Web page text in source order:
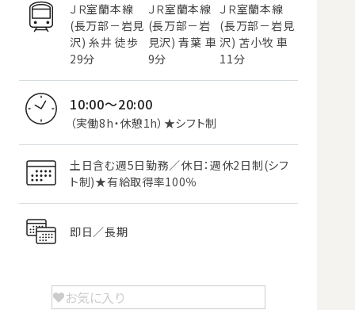
ＪＲ室蘭本線
(長万部－岩見
沢) 糸井 徒歩
29分
ＪＲ室蘭本線
(長万部－岩
見沢) 青葉 車
9分
ＪＲ室蘭本線
(長万部－岩見
沢) 苫小牧 車
11分
10:00～20:00
（実働8h・休憩1h）★シフト制
土日含む週5日勤務／休日：週休2日制(シフ
ト制)★有給取得率100％
即日／長期
お気に入り